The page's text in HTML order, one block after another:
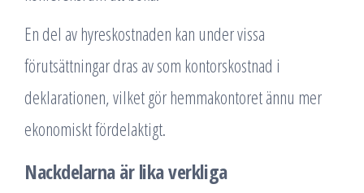
En del av hyreskostnaden kan under vissa
förutsättningar dras av som kontorskostnad i
deklarationen, vilket gör hemmakontoret ännu mer
ekonomiskt fördelaktigt.
Nackdelarna är lika verkliga